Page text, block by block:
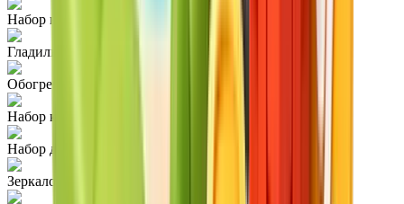
Набор кухонных принадлежностей
Гладильная доска
Обогрев
Набор канцелярских товаров
Набор для ухода за одеждой и обувью
Зеркало в полный рост